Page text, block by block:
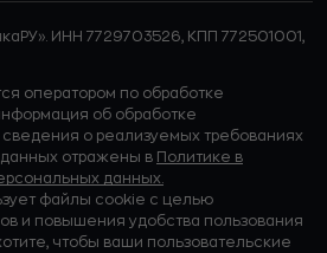
ИНН 7729703526, КПП 772501001,
оператором по обработке
об обработке
о реализуемых требованиях
отражены в
Политике в
данных.
файлы cookie с целью
и повышения удобства пользования
чтобы ваши пользовательские